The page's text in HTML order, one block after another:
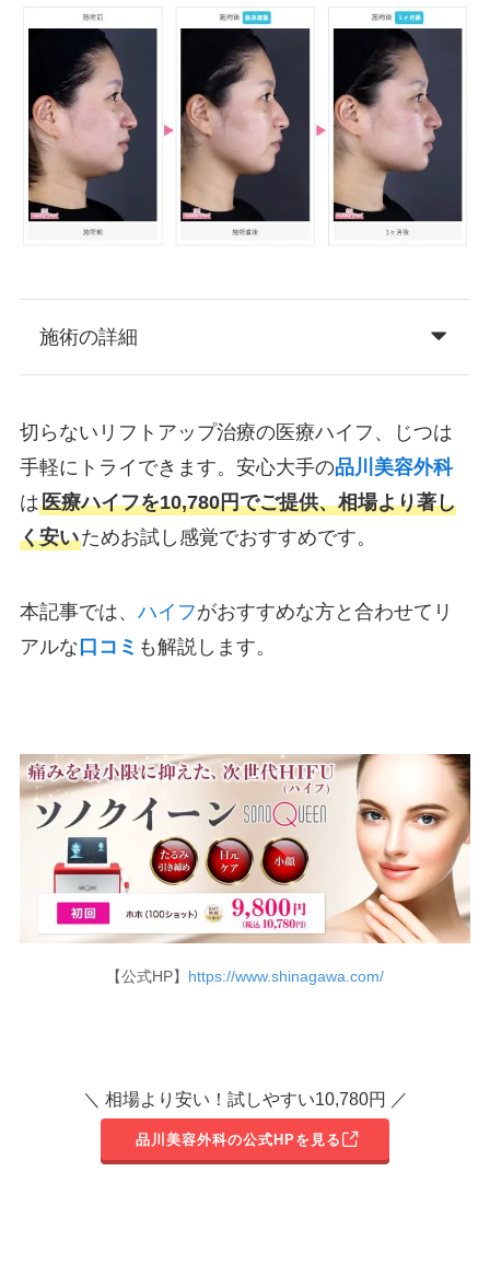
施術の詳細
切らないリフトアップ治療の医療ハイフ、じつは
手軽にトライできます。安心大手の品川美容外科
は医療ハイフを10,780円でご提供、相場より著し
く安いためお試し感覚でおすすめです。
本記事では、 ハイフがおすすめな方と合わせてリ
アルな口コミ も解説します。
【公式HP】 https://www.shinagawa.com/
＼ 相場より安い！試しやすい10,780円 ／
品川美容外科の公式HPを見る